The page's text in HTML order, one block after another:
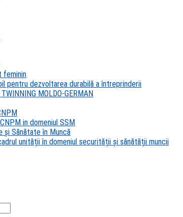
feminin
pentru dezvoltarea durabilă a întreprinderii
MOLDO-GERMAN
in domeniul SSM
și Sănătate în Muncă
unității în domeniul securității și sănătății muncii